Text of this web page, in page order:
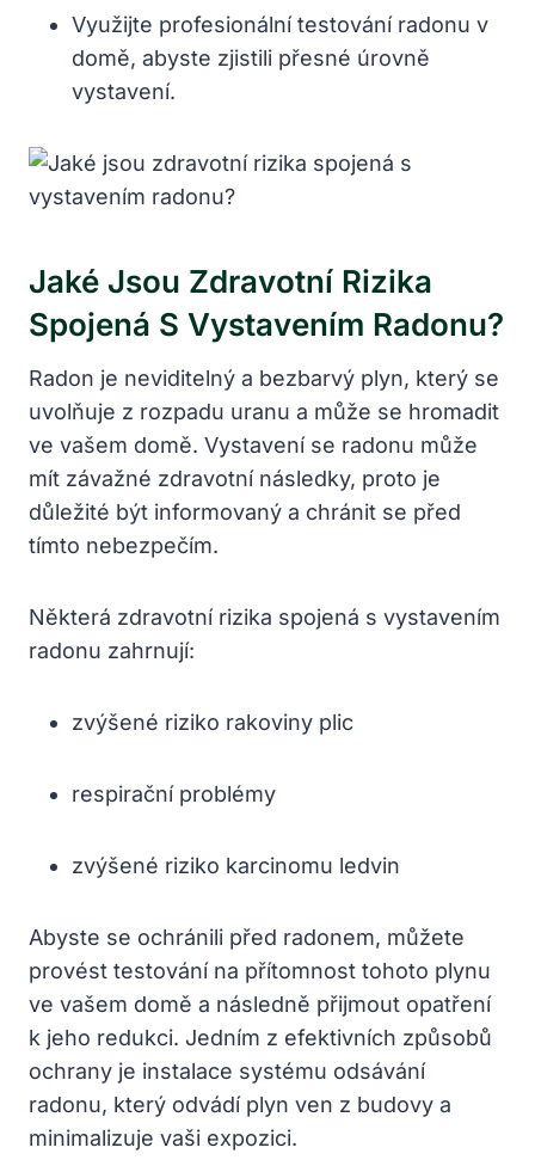
Využijte profesionální testování radonu v
domě, abyste zjistili přesné úrovně
vystavení.
Jaké Jsou Zdravotní Rizika
Spojená S Vystavením Radonu?
Radon je neviditelný a bezbarvý plyn, který se
uvolňuje z rozpadu uranu a může se hromadit
ve vašem domě. Vystavení se radonu může
mít závažné zdravotní následky, proto je
důležité být informovaný a chránit se před
tímto nebezpečím.
Některá zdravotní rizika spojená s vystavením
radonu zahrnují:
zvýšené riziko rakoviny plic
respirační problémy
zvýšené riziko karcinomu ledvin
Abyste se ochránili před radonem, můžete
provést testování na přítomnost tohoto plynu
ve vašem domě a následně přijmout opatření
k jeho redukci. Jedním z efektivních způsobů
ochrany je instalace systému odsávání
radonu, který odvádí plyn ven z budovy a
minimalizuje vaši expozici.